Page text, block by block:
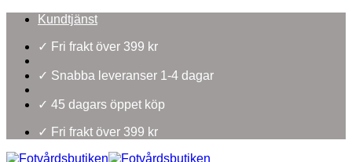
Skip
content
Kundtjänst
✓ Fri frakt över 399 kr
✓ Snabba leveranser 1-4 dagar
✓ 45 dagars öppet köp
✓ Fri frakt över 399 kr